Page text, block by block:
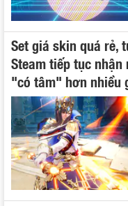
Set giá skin quá rẻ,
Steam tiếp tục
"có tâm" hơn nhiều